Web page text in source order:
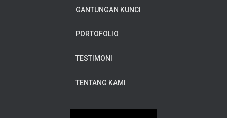
GANTUNGAN KUNCI
PORTOFOLIO
TESTIMONI
TENTANG KAMI